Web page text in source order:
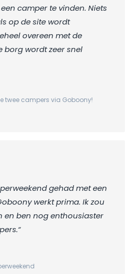
camper te vinden. Niets
op de site wordt
overeen met de
borg wordt zeer snel
twee campers via Goboony!
gehad met een
werkt prima. Ik zou
en ben nog enthousiaster